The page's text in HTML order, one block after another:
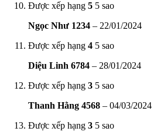
Được xếp hạng 5 5 sao
Ngọc Như 1234 – 22/01/2024
Được xếp hạng 4 5 sao
Diệu Linh 6784 – 28/01/2024
Được xếp hạng 3 5 sao
Thanh Hằng 4568 – 04/03/2024
Được xếp hạng 3 5 sao